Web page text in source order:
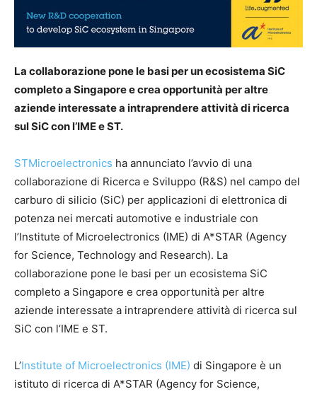
La collaborazione pone le basi per un ecosistema SiC
completo a Singapore e crea opportunità per altre
aziende interessate a intraprendere attività di ricerca
sul SiC con l’IME e ST.
STMicroelectronics ha annunciato l’avvio di una
collaborazione di Ricerca e Sviluppo (R&S) nel campo del
carburo di silicio (SiC) per applicazioni di elettronica di
potenza nei mercati automotive e industriale con
l’Institute of Microelectronics (IME) di A*STAR (Agency
for Science, Technology and Research). La
collaborazione pone le basi per un ecosistema SiC
completo a Singapore e crea opportunità per altre
aziende interessate a intraprendere attività di ricerca sul
SiC con l’IME e ST.
L’Institute of Microelectronics (IME) di Singapore è un
istituto di ricerca di A*STAR (Agency for Science,